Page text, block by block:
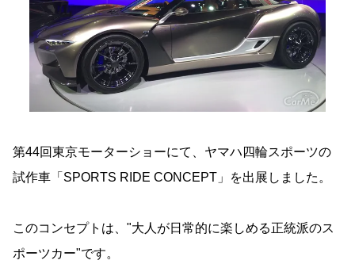
第44回東京モーターショーにて、ヤマハ四輪スポーツの
試作車「SPORTS RIDE CONCEPT」を出展しました。
このコンセプトは、"大人が日常的に楽しめる正統派のス
ポーツカー"です。